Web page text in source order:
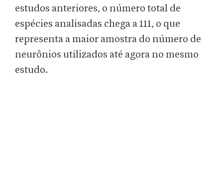
estudos anteriores, o número total de
espécies analisadas chega a 111, o que
representa a maior amostra do número de
neurônios utilizados até agora no mesmo
estudo.